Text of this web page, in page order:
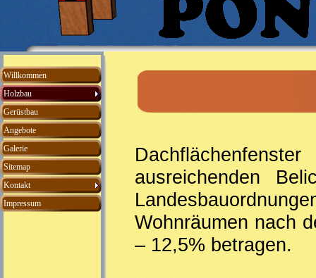
Willkommen
Holzbau
Gerüstbau
Angebote
Galerie
Sitemap
Kontakt
Impressum
ausreichenden
Wohnräumen nach
– 12,5% betragen.